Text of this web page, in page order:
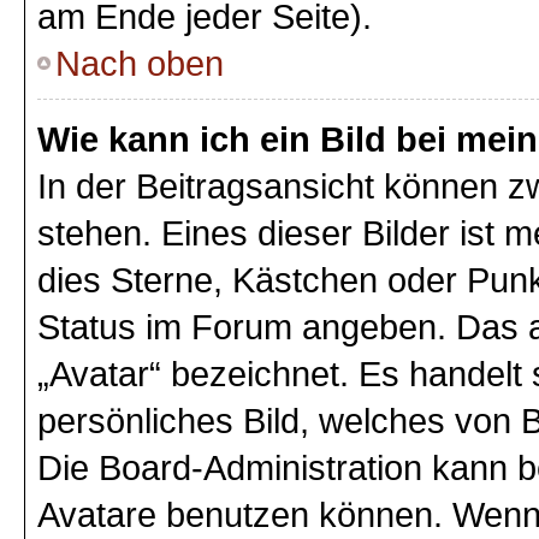
am Ende jeder Seite).
Nach oben
Wie kann ich ein Bild bei
In der Beitragsansicht können
stehen. Eines dieser Bilder ist
dies Sterne, Kästchen oder
Status im Forum angeben. Das
„Avatar“ bezeichnet. Es
persönliches Bild, welches von
Die Board-Administration kann
Avatare benutzen können.